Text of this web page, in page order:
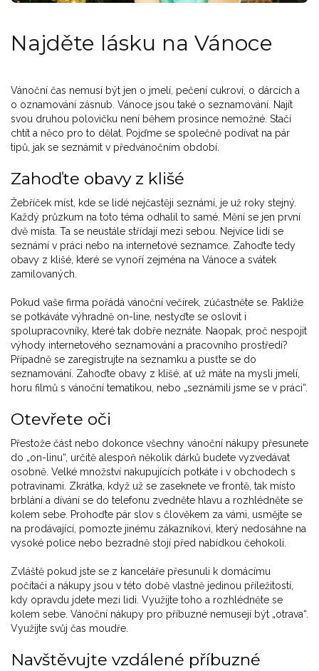
Najděte lásku na Vánoce
Vánoční čas nemusí být jen o jmelí, pečení cukroví, o dárcích a
o oznamování zásnub. Vánoce jsou také o seznamování. Najít
svou druhou polovičku není během prosince nemožné. Stačí
chtít a něco pro to dělat. Pojďme se společně podívat na pár
tipů, jak se seznámit v předvánočním období.
Zahoďte obavy z klišé
Žebříček míst, kde se lidé nejčastěji seznámí, je už roky stejný.
Každý průzkum na toto téma odhalil to samé. Mění se jen první
dvě místa. Ta se neustále střídají mezi sebou. Nejvíce lidí se
seznámí v práci nebo na internetové seznamce. Zahoďte tedy
obavy z klišé, které se vynoří zejména na Vánoce a svátek
zamilovaných.
Pokud vaše firma pořádá vánoční večírek, zúčastněte se. Pakliže
se potkáváte výhradně on-line, nestyďte se oslovit i
spolupracovníky, které tak dobře neznáte. Naopak, proč nespojit
výhody internetového seznamování a pracovního prostředí?
Případně se zaregistrujte na seznamku a pusťte se do
seznamování. Zahoďte obavy z klišé, ať už máte na mysli jmelí,
horu filmů s vánoční tematikou, nebo „seznámili jsme se v práci“.
Otevřete oči
Přestože část nebo dokonce všechny vánoční nákupy přesunete
do „on-linu“, určitě alespoň několik dárků budete vyzvedávat
osobně. Velké množství nakupujících potkáte i v obchodech s
potravinami. Zkrátka, když už se zaseknete ve frontě, tak místo
brblání a dívání se do telefonu zvedněte hlavu a rozhlédněte se
kolem sebe. Prohoďte pár slov s člověkem za vámi, usmějte se
na prodávající, pomozte jinému zákazníkovi, který nedosáhne na
vysoké police nebo bezradně stojí před nabídkou čehokoli.
Zvláště pokud jste se z kanceláře přesunuli k domácímu
počítači a nákupy jsou v této době vlastně jedinou příležitostí,
kdy opravdu jdete mezi lidi. Využijte toho a rozhlédněte se
kolem sebe. Vánoční nákupy pro příbuzné nemusejí být „otrava“.
Využijte svůj čas moudře.
Navštěvujte vzdálené příbuzné